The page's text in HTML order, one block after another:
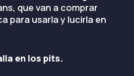
que van a comprar
para usarla y lucirla en
en los pits.